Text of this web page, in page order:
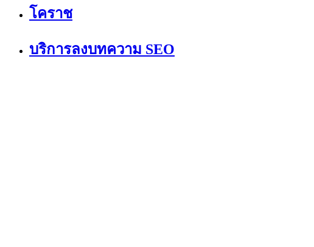
โคราช
บริการลงบทความ SEO